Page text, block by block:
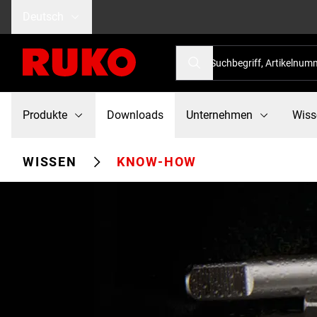
Produkte Downloads Unternehmen
WISSEN KNOW-HOW